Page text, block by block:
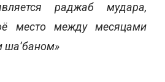
раджаб мудара,
место между месяцами
ша’баном»